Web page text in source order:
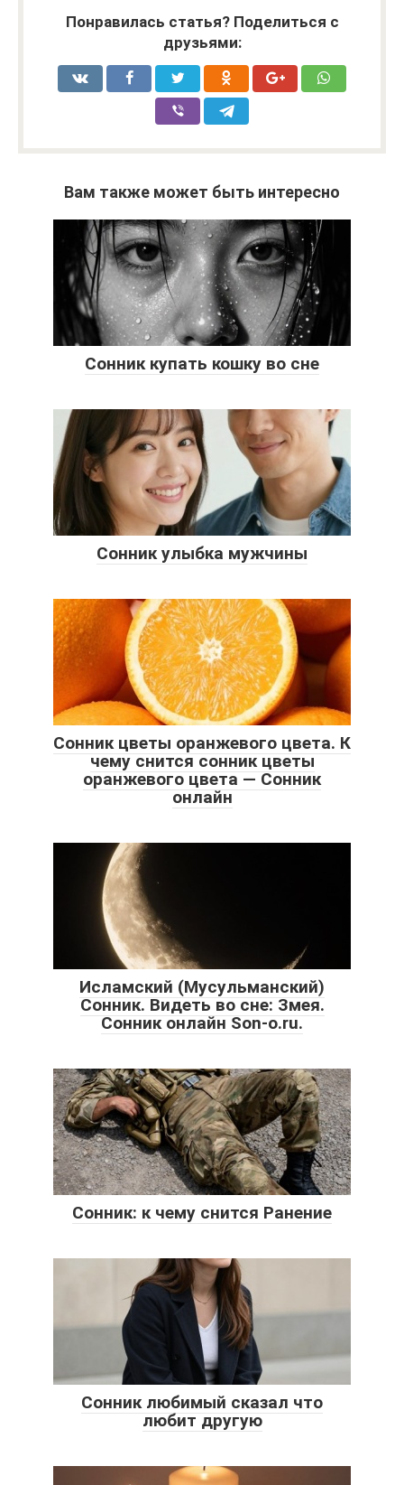
Понравилась статья? Поделиться с
друзьями:
Вам также может быть интересно
Сонник купать кошку во сне
Сонник улыбка мужчины
Сонник цветы оранжевого цвета. К
чему снится сонник цветы
оранжевого цвета — Сонник
онлайн
Исламский (Мусульманский)
Сонник. Видеть во сне: Змея.
Сонник онлайн Son-o.ru.
Сонник: к чему снится Ранение
Сонник любимый сказал что
любит другую